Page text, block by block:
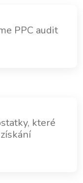
PPC audit
které